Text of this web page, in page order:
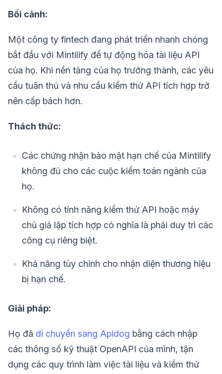
Bối cảnh:
Một công ty fintech đang phát triển nhanh chóng
bắt đầu với Mintilify để tự động hóa tài liệu API
của họ. Khi nền tảng của họ trưởng thành, các yêu
cầu tuân thủ và nhu cầu kiểm thử API tích hợp trở
nên cấp bách hơn.
Thách thức:
Các chứng nhận bảo mật hạn chế của Mintilify
không đủ cho các cuộc kiểm toán ngành của
họ.
Không có tính năng kiểm thử API hoặc máy
chủ giả lập tích hợp có nghĩa là phải duy trì các
công cụ riêng biệt.
Khả năng tùy chỉnh cho nhận diện thương hiệu
bị hạn chế.
Giải pháp:
Họ đã di chuyển sang Apidog bằng cách nhập
các thông số kỹ thuật OpenAPI của mình, tận
dụng các quy trình làm việc tài liệu và kiểm thử